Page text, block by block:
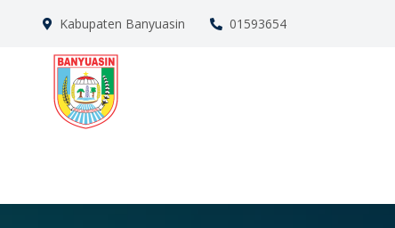
Kabupaten Banyuasin 01593654